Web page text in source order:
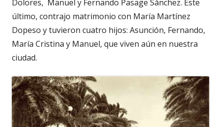
Dolores, Manuel y Fernando Pasage Sánchez. Este
último, contrajo matrimonio con María Martínez
Dopeso y tuvieron cuatro hijos: Asunción, Fernando,
María Cristina y Manuel, que viven aún en nuestra
ciudad.